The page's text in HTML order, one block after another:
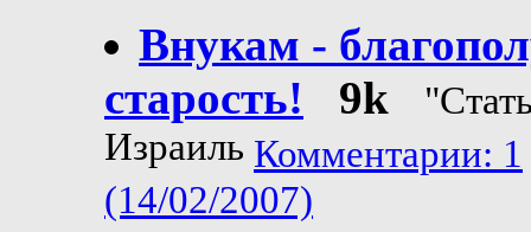
Внукам -
старость!
9k
Израиль Комментарии: 1
(14/02/2007)